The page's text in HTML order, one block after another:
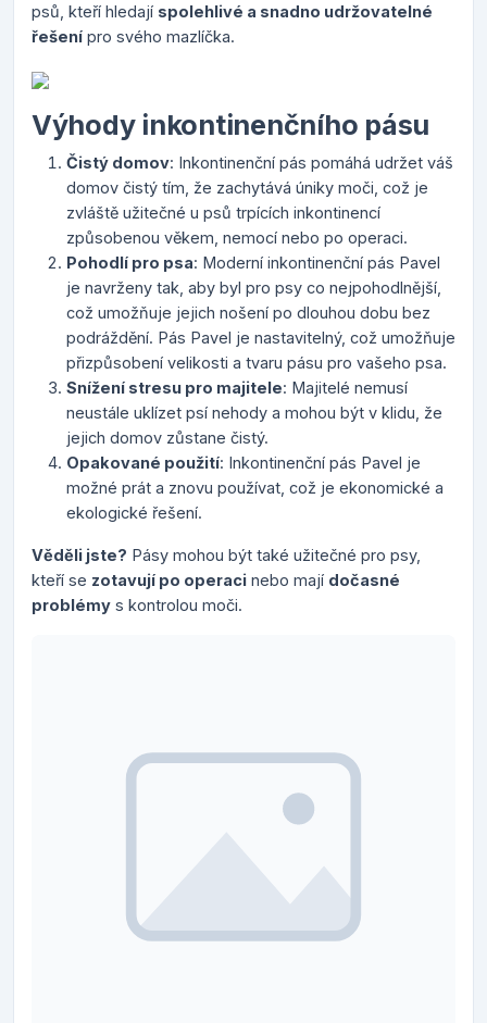
psů, kteří hledají spolehlivé a snadno udržovatelné
řešení pro svého mazlíčka.
Výhody inkontinenčního pásu
Čistý domov: Inkontinenční pás pomáhá udržet váš
domov čistý tím, že zachytává úniky moči, což je
zvláště užitečné u psů trpících inkontinencí
způsobenou věkem, nemocí nebo po operaci.
Pohodlí pro psa: Moderní inkontinenční pás Pavel
je navrženy tak, aby byl pro psy co nejpohodlnější,
což umožňuje jejich nošení po dlouhou dobu bez
podráždění. Pás Pavel je nastavitelný, což umožňuje
přizpůsobení velikosti a tvaru pásu pro vašeho psa.
Snížení stresu pro majitele: Majitelé nemusí
neustále uklízet psí nehody a mohou být v klidu, že
jejich domov zůstane čistý.
Opakované použití: Inkontinenční pás Pavel je
možné prát a znovu používat, což je ekonomické a
ekologické řešení.
Věděli jste? Pásy mohou být také užitečné pro psy,
kteří se zotavují po operaci nebo mají dočasné
problémy s kontrolou moči.